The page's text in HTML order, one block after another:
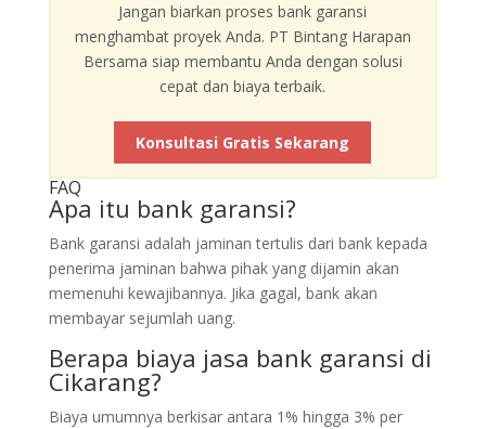
Jangan biarkan proses bank garansi
menghambat proyek Anda. PT Bintang Harapan
Bersama siap membantu Anda dengan solusi
cepat dan biaya terbaik.
Konsultasi Gratis Sekarang
FAQ
Apa itu bank garansi?
Bank garansi adalah jaminan tertulis dari bank kepada
penerima jaminan bahwa pihak yang dijamin akan
memenuhi kewajibannya. Jika gagal, bank akan
membayar sejumlah uang.
Berapa biaya jasa bank garansi di
Cikarang?
Biaya umumnya berkisar antara 1% hingga 3% per